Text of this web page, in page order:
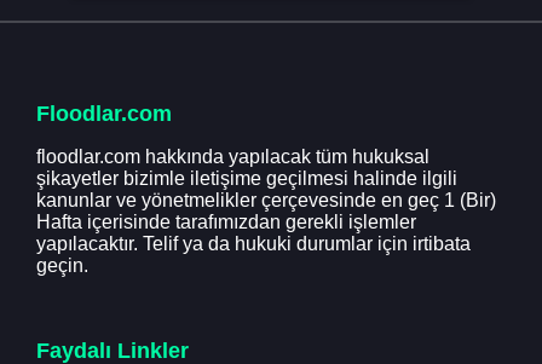
Floodlar.com
floodlar.com hakkında yapılacak tüm hukuksal
şikayetler bizimle iletişime geçilmesi halinde ilgili
kanunlar ve yönetmelikler çerçevesinde en geç 1 (Bir)
Hafta içerisinde tarafımızdan gerekli işlemler
yapılacaktır. Telif ya da hukuki durumlar için irtibata
geçin.
Faydalı Linkler